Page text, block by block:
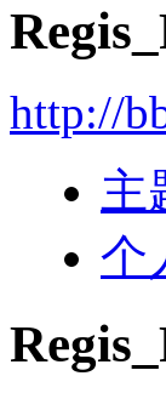
http://
主
个